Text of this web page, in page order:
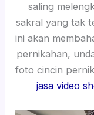
saling
sakral yang tak
ini akan
pernikahan,
foto cincin
jasa video